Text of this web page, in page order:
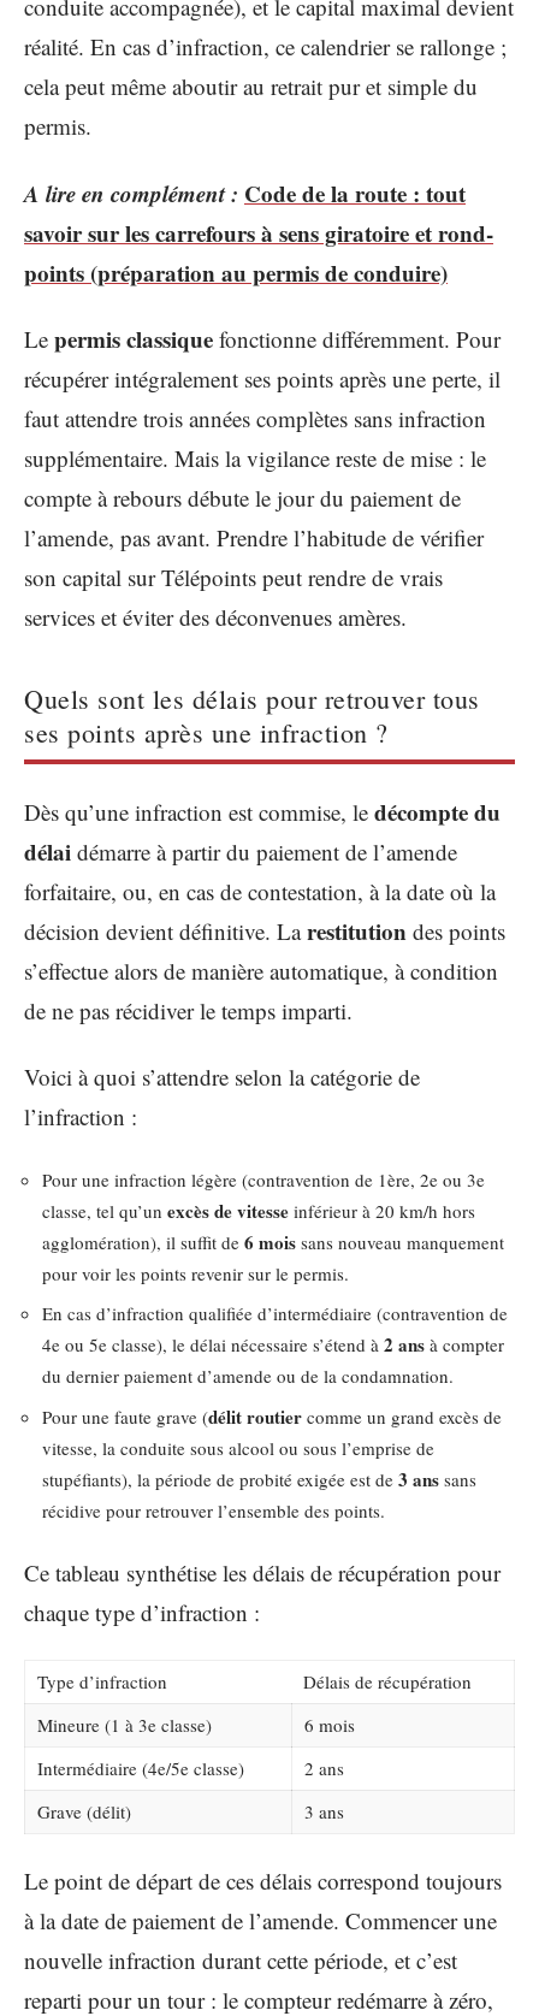
conduite accompagnée), et le capital maximal devient
réalité. En cas d’infraction, ce calendrier se rallonge ;
cela peut même aboutir au retrait pur et simple du
permis.
A lire en complément : Code de la route : tout
savoir sur les carrefours à sens giratoire et rond-
points (préparation au permis de conduire)
Le permis classique fonctionne différemment. Pour
récupérer intégralement ses points après une perte, il
faut attendre trois années complètes sans infraction
supplémentaire. Mais la vigilance reste de mise : le
compte à rebours débute le jour du paiement de
l’amende, pas avant. Prendre l’habitude de vérifier
son capital sur Télépoints peut rendre de vrais
services et éviter des déconvenues amères.
Quels sont les délais pour retrouver tous
ses points après une infraction ?
Dès qu’une infraction est commise, le décompte du
délai démarre à partir du paiement de l’amende
forfaitaire, ou, en cas de contestation, à la date où la
décision devient définitive. Larestitution des points
s’effectue alors de manière automatique, à condition
de ne pas récidiver le temps imparti.
Voici à quoi s’attendre selon la catégorie de
l’infraction :
Pour une infraction légère (contravention de 1ère, 2e ou 3e
classe, tel qu’un excès de vitesse inférieur à 20 km/h hors
agglomération), il suffit de 6 mois sans nouveau manquement
pour voir les points revenir sur le permis.
En cas d’infraction qualifiée d’intermédiaire (contravention de
4e ou 5e classe), le délai nécessaire s’étend à 2 ans à compter
du dernier paiement d’amende ou de la condamnation.
Pour une faute grave (délit routier comme un grand excès de
vitesse, la conduite sous alcool ou sous l’emprise de
stupéfiants), la période de probité exigée est de 3 ans sans
récidive pour retrouver l’ensemble des points.
Ce tableau synthétise les délais de récupération pour
chaque type d’infraction :
Type d’infraction
Délais de récupération
Mineure (1 à 3e classe)
6 mois
Intermédiaire (4e/5e classe)
2 ans
Grave (délit)
3 ans
Le point de départ de ces délais correspond toujours
à la date de paiement de l’amende. Commencer une
nouvelle infraction durant cette période, et c’est
reparti pour un tour : le compteur redémarre à zéro,